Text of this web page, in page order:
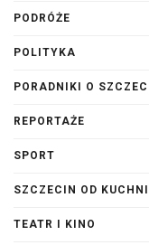
PODRÓŻE
POLITYKA
PORADNIKI O
REPORTAŻE
SPORT
SZCZECIN OD
TEATR I KINO